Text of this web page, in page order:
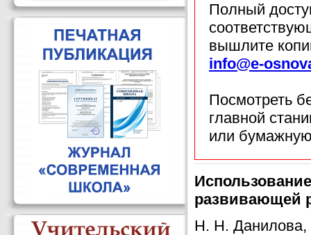
Полный
вышлите
info@e-
Посмотреть
главной
или
развивающей
Н. Н. Данилова,